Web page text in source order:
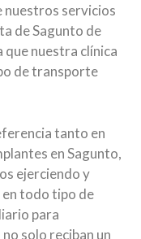
nuestros servicios
de Sagunto de
que nuestra clínica
de transporte
tanto en
en Sagunto,
ejerciendo y
todo tipo de
para
solo reciban un